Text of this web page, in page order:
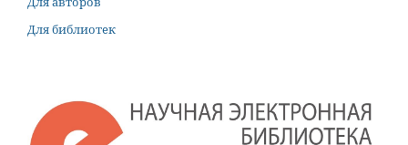
Для библиотек